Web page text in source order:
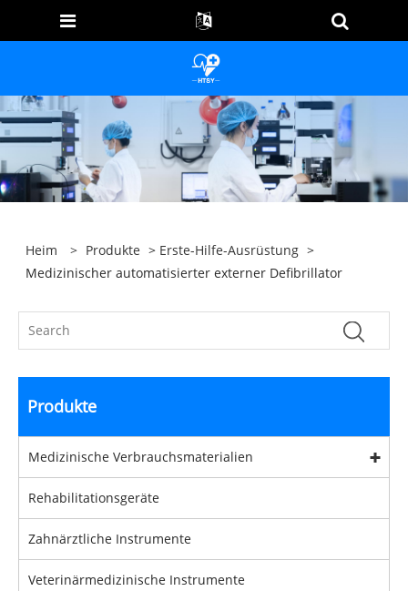
Heim > Produkte > Erste-Hilfe-Ausrüstung >
Medizinischer automatisierter externer Defibrillator
Produkte
Medizinische Verbrauchsmaterialien
Rehabilitationsgeräte
Zahnärztliche Instrumente
Veterinärmedizinische Instrumente